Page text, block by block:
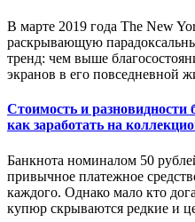
В марте 2019 года The New
раскрывающую
тренд: чем выше
экранов в его повседневной
Стоимость и разновидности
как заработать на
Банкнота номиналом 50
привычное платежное
каждого. Однако мало кто
купюр скрываются редкие и